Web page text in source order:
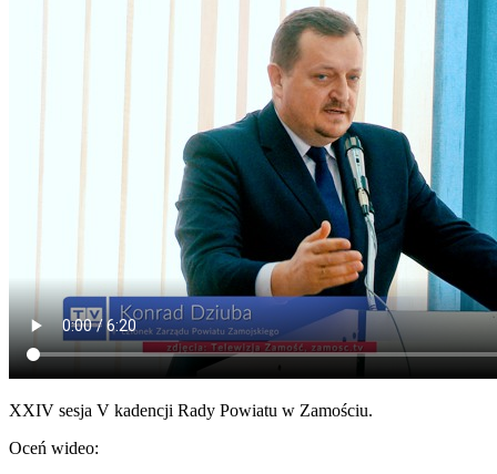
XXIV sesja V kadencji Rady Powiatu w Zamościu.
Oceń wideo: